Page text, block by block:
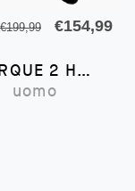
€199,99
Il
originale
era:
€154,99Il
TORQUE 2 H2O
uomo